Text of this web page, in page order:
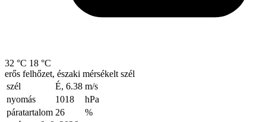
32 °C 18 °C
erős felhőzet, északi mérsékelt szél
szél
É, 6.38 m/s
nyomás
1018
hPa
páratartalom 26
%